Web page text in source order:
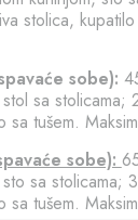
stolica,
sobe):
sa
sa tušem.
sobe):
sa stolicama;
sa tušem.